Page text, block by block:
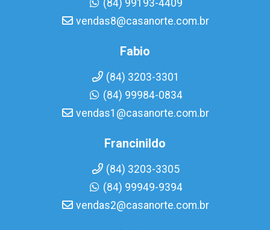
(84) 99193-4409
vendas8@casanorte.com.br
Fabio
(84) 3203-3301
(84) 99984-0834
vendas1@casanorte.com.br
Francinildo
(84) 3203-3305
(84) 99949-9394
vendas2@casanorte.com.br